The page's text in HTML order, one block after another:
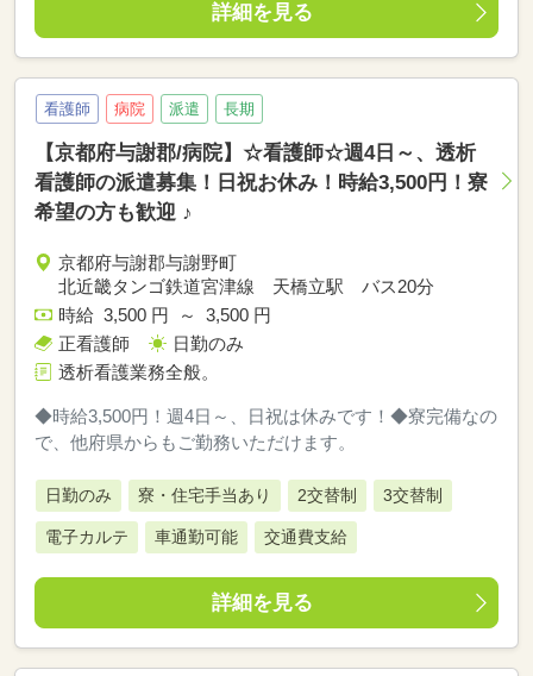
詳細を見る
看護師 病院 派遣 長期
【京都府与謝郡/病院】☆看護師☆週4日～、透析
看護師の派遣募集！日祝お休み！時給3,500円！寮
希望の方も歓迎 ♪
京都府与謝郡与謝野町
北近畿タンゴ鉄道宮津線 天橋立駅 バス20分
時給 3,500 円 ～ 3,500 円
正看護師
日勤のみ
透析看護業務全般。
◆時給3,500円！週4日～、日祝は休みです！◆寮完備なの
で、他府県からもご勤務いただけます。
日勤のみ 寮・住宅手当あり 2交替制 3交替制
電子カルテ 車通勤可能 交通費支給
詳細を見る